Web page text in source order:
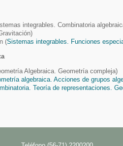
integrables. Combinatoria
(Sistemas integrables. Funciones
Algebraica. Geometría compleja)
algebraica. Acciones de grupos
Teoría de representaciones.